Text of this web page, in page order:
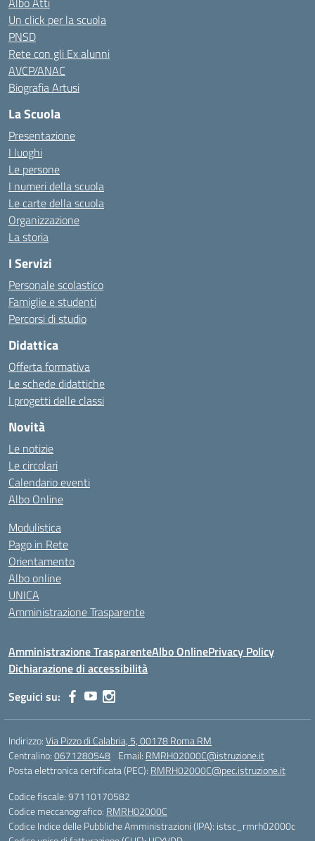
Un click per la scuola
PNSD
Rete con gli Ex alunni
AVCP/ANAC
Biografia Artusi
La Scuola
Presentazione
I luoghi
Le persone
I numeri della scuola
Le carte della scuola
Organizzazione
La storia
I Servizi
Personale scolastico
Famiglie e studenti
Percorsi di studio
Didattica
Offerta formativa
Le schede didattiche
I progetti delle classi
Novità
Le notizie
Le circolari
Calendario eventi
Albo Online
Modulistica
Pago in Rete
Orientamento
Albo online
UNICA
Amministrazione Trasparente
Amministrazione TrasparenteAlbo OnlinePrivacy Policy
Dichiarazione di accessibilità
Seguici su:
Indirizzo:Via Pizzo di Calabria, 5, 00178 Roma RM
Centralino:0671280548 Email: RMRH02000C@istruzione.it
Posta elettronica certificata (PEC): RMRH02000C@pec.istruzione.it
Codice fiscale: 97110170582
Codice meccanografico: RMRH02000C
Codice Indice delle Pubbliche Amministrazioni (IPA): istsc_rmrh02000c